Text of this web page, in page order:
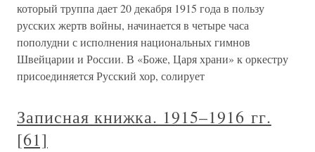
который труппа дает 20 декабря 1915 года в пользу
русских жертв войны, начинается в четыре часа
пополудни с исполнения национальных гимнов
Швейцарии и России. В «Боже, Царя храни» к оркестру
присоединяется Русский хор, солирует
Записная книжка. 1915–1916 гг.
[61]